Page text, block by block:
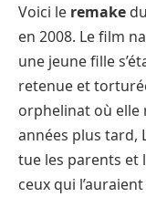
Voici le remake
en 2008. Le film
une jeune fille
retenue et
orphelinat où elle
années plus tard,
tue les parents et
ceux qui